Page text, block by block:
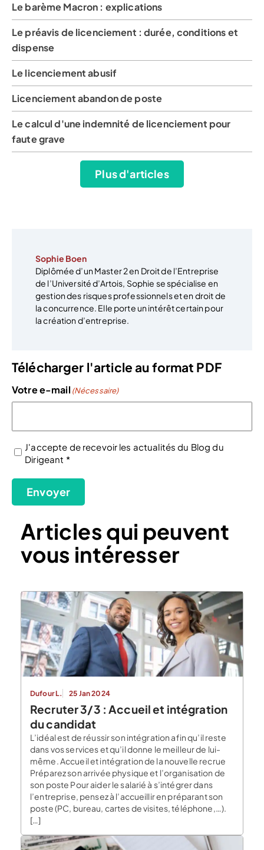
Le barème Macron : explications
Le préavis de licenciement : durée, conditions et
dispense
Le licenciement abusif
Licenciement abandon de poste
Le calcul d'une indemnité de licenciement pour
faute grave
Plus d'articles
Sophie Boen
Diplômée d’un Master 2 en Droit de l’Entreprise
de l’Université d’Artois, Sophie se spécialise en
gestion des risques professionnels et en droit de
la concurrence. Elle porte un intérêt certain pour
la création d’entreprise.
Télécharger l'article au format PDF
Votre e-mail (Nécessaire)
(Nécessaire)
J'accepte de recevoir les actualités du Blog du
Dirigeant *
Envoyer
Articles qui peuvent
vous intéresser
Dufour L. 25 Jan 2024
Recruter 3/3 : Accueil et intégration
du candidat
L’idéal est de réussir son intégration afin qu’il reste
dans vos services et qu’il donne le meilleur de lui-
même. Accueil et intégration de la nouvelle recrue
Préparez son arrivée physique et l’organisation de
son poste Pour aider le salarié à s’intégrer dans
l’entreprise, pensez à l’accueillir en préparant son
poste (PC, bureau, cartes de visites, téléphone,…).
[…]